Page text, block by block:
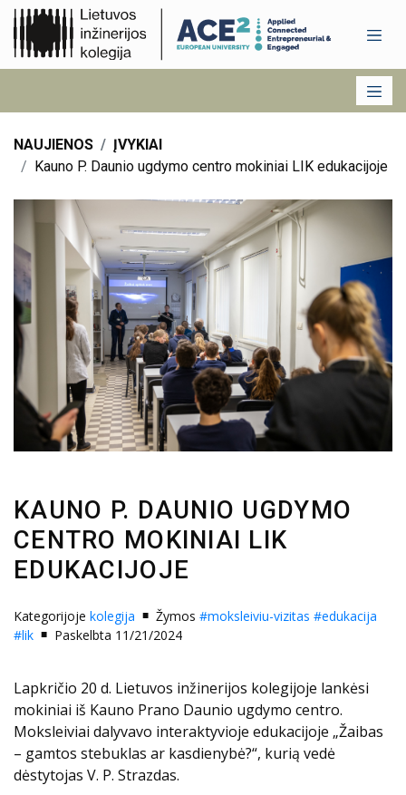
NAUJIENOS
ĮVYKIAI
Kauno P. Daunio ugdymo centro mokiniai LIK edukacijoje
KAUNO P. DAUNIO UGDYMO
CENTRO MOKINIAI LIK
EDUKACIJOJE
Kategorijoje kolegija Žymos #moksleiviu-vizitas #edukacija
#lik
Paskelbta 11/21/2024
Lapkričio 20 d. Lietuvos inžinerijos kolegijoje lankėsi
mokiniai iš Kauno Prano Daunio ugdymo centro.
Moksleiviai dalyvavo interaktyvioje edukacijoje „Žaibas
– gamtos stebuklas ar kasdienybė?“, kurią vedė
dėstytojas V. P. Strazdas.